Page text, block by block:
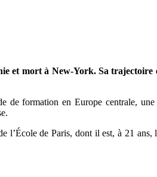
et mort à New-York. Sa
de formation en Europe centrale,
l’École de Paris, dont il est, à 21